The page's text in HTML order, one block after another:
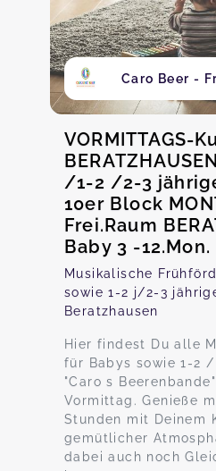
Caro Beer -
VORMITTAGS-
/1-2 /2-3
10er Block
Frei.Raum
Baby 3 -12.Mon.
Musikalische
sowie 1-2 j/2-3
Beratzhausen
Hier findest Du alle
für Babys sowie 1-2
"Caro s
Vormittag. Genieße
Stunden mit Deinem
gemütlicher
dabei auch noch